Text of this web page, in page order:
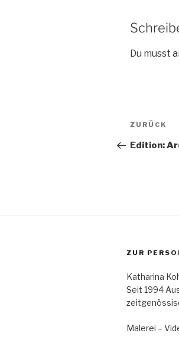
Du musst
Vorheriger
ZURÜCK
Edition:
ZUR
Katharina
Seit 1994
Malerei –